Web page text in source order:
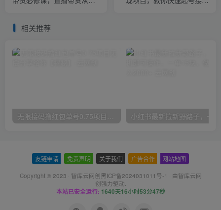
Copyright © 2023 ·智库云网创黑ICP备2024031011号-1· 由智库云网
创强力驱动.
本站已安全运行: 1640天16小时53分48秒